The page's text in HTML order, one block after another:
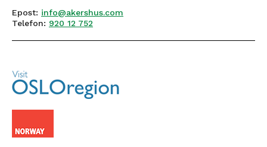
Epost: info@akershus.com
Telefon: 920 12 752